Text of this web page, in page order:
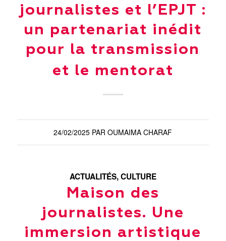
journalistes et l’EPJT :
un partenariat inédit
pour la transmission
et le mentorat
24/02/2025 PAROUMAIMA CHARAF
ACTUALITÉS,CULTURE
Maison des
journalistes. Une
immersion artistique